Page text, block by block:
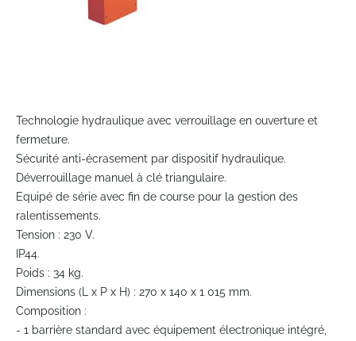
to
the
beginning
of
the
images
gallery
Technologie hydraulique avec verrouillage en ouverture et
fermeture.
Sécurité anti-écrasement par dispositif hydraulique.
Déverrouillage manuel à clé triangulaire.
Equipé de série avec fin de course pour la gestion des
ralentissements.
Tension : 230 V.
IP44.
Poids : 34 kg.
Dimensions (L x P x H) : 270 x 140 x 1 015 mm.
Composition :
- 1 barrière standard avec équipement électronique intégré,